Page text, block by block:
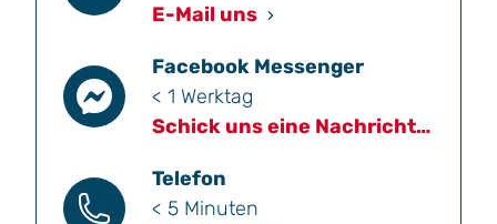
E-Mail uns
Facebook Messenger
< 1 Werktag
Schick uns eine Nachricht
Telefon
< 5 Minuten